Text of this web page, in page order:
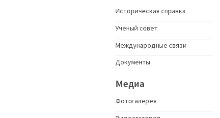
Историческая справка
Ученый совет
Международные связи
Документы
Медиа
Фотогалерея